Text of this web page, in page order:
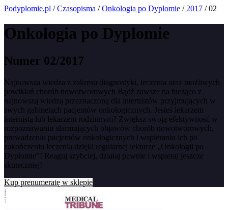
Podyplomie.pl /Czasopisma /Onkologia po Dyplomie / 2017 / 02
Onkologia po Dyplomie
Numer 02/2017
Najnowsza wiedza z zakresu diagnostyki, leczenia oraz możliwych
powikłań chorób nowotworowych Bądź zawsze na bieżąco z
najnowszą wiedzą przeznaczoną dla internistów przyjmujących w
swych gabinetach pacjentów onkologicznych. Jesteś lekarzem
internistą lub lekarzem rodzinnym? Zwiększ swoją efektywność w
rozpoznawaniu alarmujących objawów chorób nowotworowych,
prowadzeniu pacjentów onkologicznych i wspieraniu ich po
zakończeniu leczenia dzięki regularnej lekturze „Onkologii po
Dyplomie”! Reaguj szybciej, działaj pewnie i wspieraj jeszcze
skuteczniej!
Kup prenumeratę w sklepie